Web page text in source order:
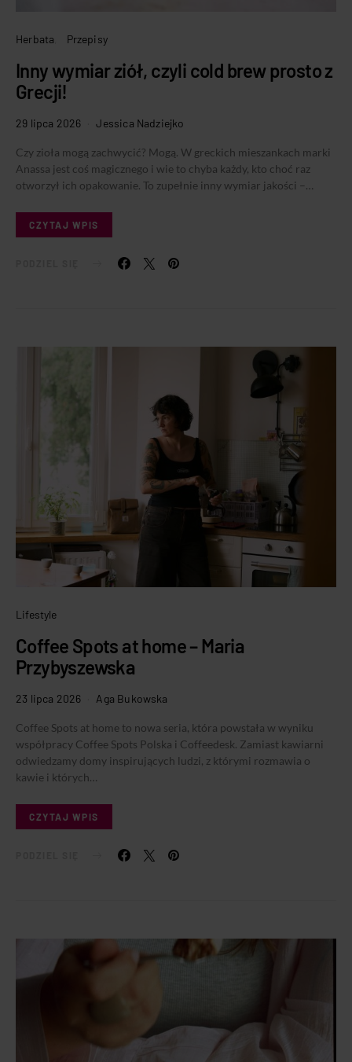
Herbata Przepisy
Inny wymiar ziół, czyli cold brew prosto z
Grecji!
29 lipca 2026 Jessica Nadziejko
Czy zioła mogą zachwycić? Mogą. W greckich mieszankach marki
Anassa jest coś magicznego i wie to chyba każdy, kto choć raz
otworzył ich opakowanie. To zupełnie inny wymiar jakości –…
CZYTAJ WPIS
Lifestyle
Coffee Spots at home – Maria
Przybyszewska
23 lipca 2026 Aga Bukowska
Coffee Spots at home to nowa seria, która powstała w wyniku
współpracy Coffee Spots Polska i Coffeedesk. Zamiast kawiarni
odwiedzamy domy inspirujących ludzi, z którymi rozmawia o
kawie i których…
CZYTAJ WPIS